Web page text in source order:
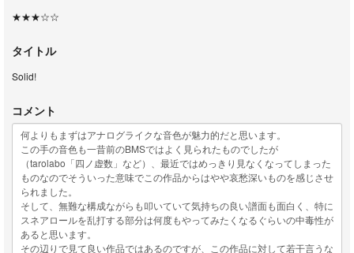
★★★☆☆
タイトル
Solid!
コメント